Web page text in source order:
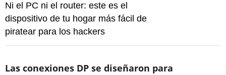
Ni el PC ni el router: este es el
dispositivo de tu hogar más fácil de
piratear para los hackers
Las conexiones DP se diseñaron para